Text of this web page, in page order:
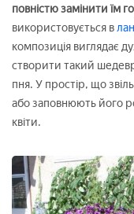
повністю замінити їм
використовується в
композиція виглядає
створити такий
пня. У простір, що
або заповнюють його
квіти.